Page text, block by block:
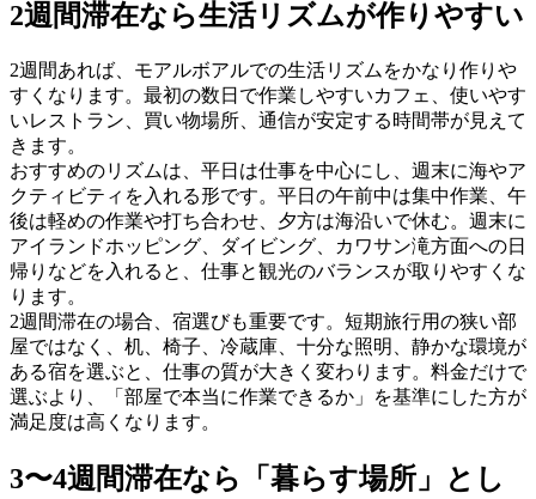
2週間滞在なら生活リズムが作りやすい
2週間あれば、モアルボアルでの生活リズムをかなり作りや
すくなります。最初の数日で作業しやすいカフェ、使いやす
いレストラン、買い物場所、通信が安定する時間帯が見えて
きます。
おすすめのリズムは、平日は仕事を中心にし、週末に海やア
クティビティを入れる形です。平日の午前中は集中作業、午
後は軽めの作業や打ち合わせ、夕方は海沿いで休む。週末に
アイランドホッピング、ダイビング、カワサン滝方面への日
帰りなどを入れると、仕事と観光のバランスが取りやすくな
ります。
2週間滞在の場合、宿選びも重要です。短期旅行用の狭い部
屋ではなく、机、椅子、冷蔵庫、十分な照明、静かな環境が
ある宿を選ぶと、仕事の質が大きく変わります。料金だけで
選ぶより、「部屋で本当に作業できるか」を基準にした方が
満足度は高くなります。
3〜4週間滞在なら「暮らす場所」とし